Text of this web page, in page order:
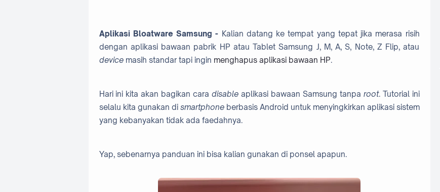
Aplikasi Bloatware Samsung - Kalian datang ke tempat yang tepat jika merasa risih
dengan aplikasi bawaan pabrik HP atau Tablet Samsung J, M, A, S, Note, Z Flip, atau
devicemasih standar tapi ingin menghapus aplikasi bawaan HP.
Hari ini kita akan bagikan caradisable aplikasi bawaan Samsung tanpa root. Tutorial ini
selalu kita gunakan di smartphoneberbasis Android untuk menyingkirkan aplikasi sistem
yang kebanyakan tidak ada faedahnya.
Yap, sebenarnya panduan ini bisa kalian gunakan di ponsel apapun.